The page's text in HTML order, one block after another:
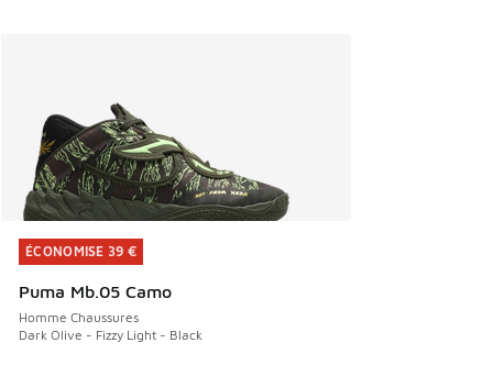
ÉCONOMISE 39 €
Puma Mb.05 Camo
Homme Chaussures
Dark Olive - Fizzy Light - Black
ÉCONOMISE 39 €